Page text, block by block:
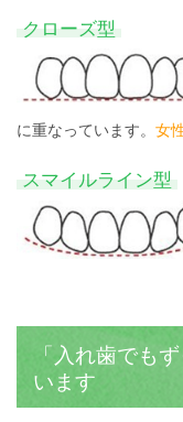
クローズ型
に重なっています。 女
スマイルライン型
「入れ歯でも
います